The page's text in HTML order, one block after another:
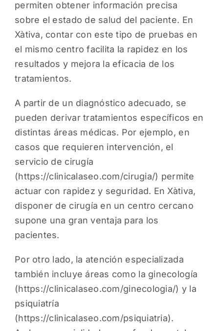
permiten obtener información precisa
sobre el estado de salud del paciente. En
Xàtiva, contar con este tipo de pruebas en
el mismo centro facilita la rapidez en los
resultados y mejora la eficacia de los
tratamientos.
A partir de un diagnóstico adecuado, se
pueden derivar tratamientos específicos en
distintas áreas médicas. Por ejemplo, en
casos que requieren intervención, el
servicio de cirugía
(https://clinicalaseo.com/cirugia/) permite
actuar con rapidez y seguridad. En Xàtiva,
disponer de cirugía en un centro cercano
supone una gran ventaja para los
pacientes.
Por otro lado, la atención especializada
también incluye áreas como la ginecología
(https://clinicalaseo.com/ginecologia/) y la
psiquiatría
(https://clinicalaseo.com/psiquiatria).